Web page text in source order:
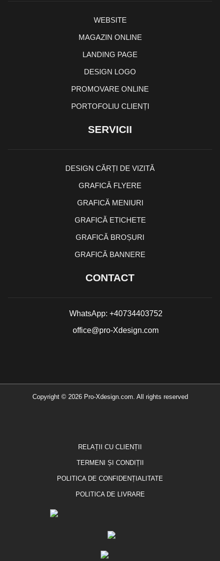
WEBSITE
MAGAZIN ONLINE
LANDING PAGE
DESIGN LOGO
PROMOVARE ONLINE
PORTOFOLIU CLIENȚI
SERVICII
DESIGN CĂRȚI DE VIZITĂ
GRAFICĂ FLYERE
GRAFICĂ MENIURI
GRAFICĂ ETICHETE
GRAFICĂ BROȘURI
GRAFICĂ BANNERE
CONTACT
WhatsApp: +40734403752
office@pro-Xdesign.com
Copyright © 2026 Pro-Xdesign.com. All rights reserved
RELAȚII CU CLIENȚII
TERMENI ȘI CONDIȚII
POLITICA DE CONFIDENȚIALITATE
POLITICA DE LIVRARE